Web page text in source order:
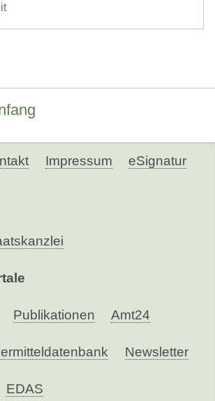
Impressum eSignatur
Publikationen Amt24
Newsletter
EDAS